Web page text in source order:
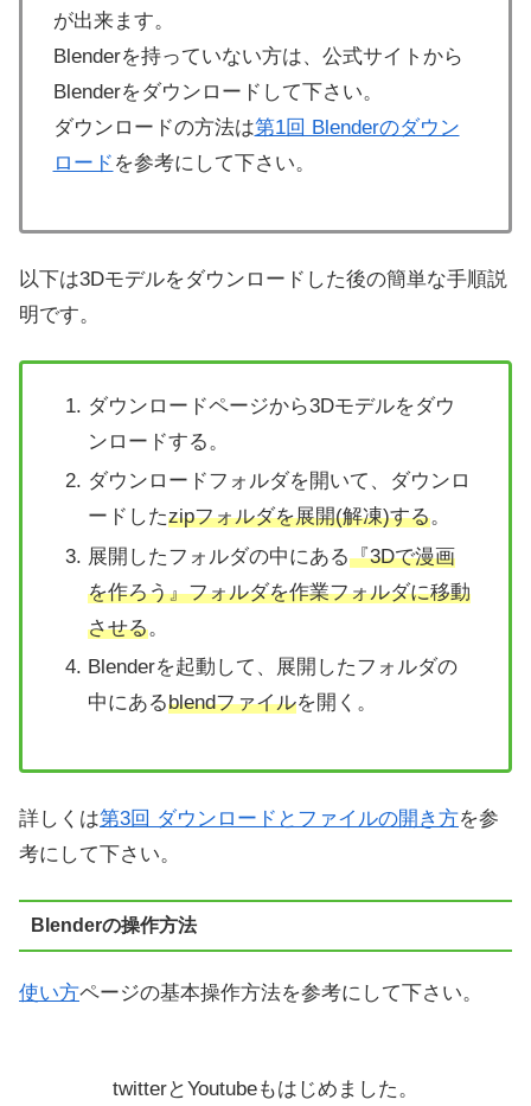
が出来ます。
Blenderを持っていない方は、公式サイトから
Blenderをダウンロードして下さい。
ダウンロードの方法は第1回 Blenderのダウン
ロード を参考にして下さい。
以下は3Dモデルをダウンロードした後の簡単な手順説
明です。
ダウンロードページから3Dモデルをダウ
ンロードする。
ダウンロードフォルダを開いて、ダウンロ
ードしたzipフォルダを展開(解凍)する。
展開したフォルダの中にある『3Dで漫画
を作ろう』フォルダを作業フォルダに移動
させる。
Blenderを起動して、展開したフォルダの
中にあるblendファイルを開く。
詳しくは第3回 ダウンロードとファイルの開き方を参
考にして下さい。
Blenderの操作方法
使い方ページの基本操作方法を参考にして下さい。
twitterとYoutubeもはじめました。